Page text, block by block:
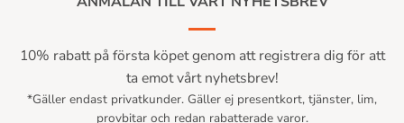
10% rabatt på första köpet genom att registrera dig för att
ta emot vårt nyhetsbrev!
*Gäller endast privatkunder. Gäller ej presentkort, tjänster, lim,
provbitar och redan rabatterade varor.